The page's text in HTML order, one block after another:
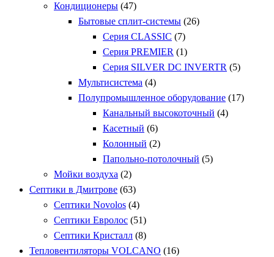
Кондиционеры (47)
Бытовые сплит-системы (26)
Серия CLASSIC (7)
Серия PREMIER (1)
Серия SILVER DC INVERTR (5)
Мультисистема (4)
Полупромышленное оборудование (17)
Канальный высокоточный (4)
Касетный (6)
Колонный (2)
Папольно-потолочный (5)
Мойки воздуха (2)
Септики в Дмитрове (63)
Септики Novolos (4)
Септики Евролос (51)
Септики Кристалл (8)
Тепловентиляторы VOLCANO (16)